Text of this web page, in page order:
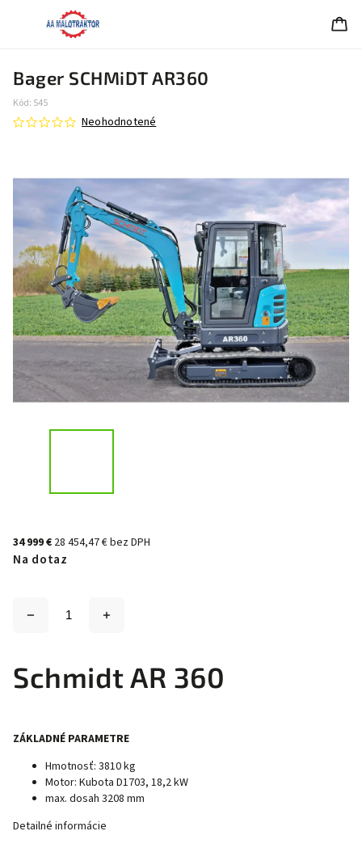
Bager SCHMiDT AR360
Kód: 545
Neohodnotené
34 999 € 28 454,47 € bez DPH
Na dotaz
Schmidt AR 360
ZÁKLADNÉ PARAMETRE
Hmotnosť: 3810 kg
Motor: Kubota D1703, 18,2 kW
max. dosah 3208 mm
Detailné informácie